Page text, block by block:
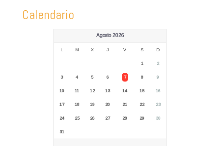
Calendario
Agosto 2026
L M X J V S D
1 2
3 4 5 6 7 8 9
10 11 12 13 14 15 16
17 18 19 20 21 22 23
24 25 26 27 28 29 30
31